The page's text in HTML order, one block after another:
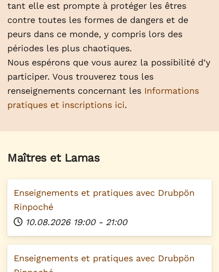
tant elle est prompte à protéger les êtres
contre toutes les formes de dangers et de
peurs dans ce monde, y compris lors des
périodes les plus chaotiques.
Nous espérons que vous aurez la possibilité d’y
participer. Vous trouverez tous les
renseignements concernant les Informations
pratiques et inscriptions ici.
Maîtres et Lamas
Enseignements et pratiques avec Drubpön
Rinpoché
10.08.2026 19:00 - 21:00
Enseignements et pratiques avec Drubpön